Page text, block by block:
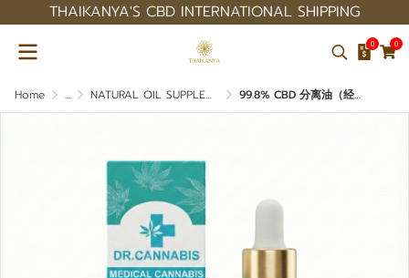
THAIKANYA'S CBD INTERNATIONAL SHIPPING
0 0
Home ... NATURAL OIL SUPPLEMENT 99.8% CBD 分离油（经医生咨询）